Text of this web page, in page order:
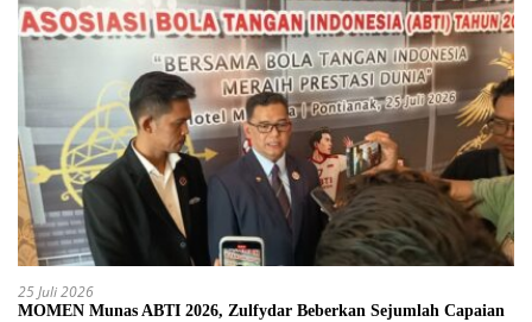
25 Juli 2026
MOMEN Munas ABTI 2026, Zulfydar Beberkan Sejumlah Capaian